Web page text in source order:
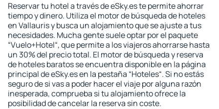
Reservar tu hotel a través de eSky.es te permite ahorrar
tiempo y dinero. Utiliza el motor de búsqueda de hoteles
en Vallauris y busca un alojamiento que se ajuste a tus
necesidades. Mucha gente suele optar por el paquete
“Vuelo+Hotel“, que permite a los viajeros ahorrarse hasta
un 30% del precio total. El motor de búsqueda y reserva
de hoteles baratos se encuentra disponible en la página
principal de eSky.es en la pestaña “Hoteles“. Si no estás
seguro de si vas a poder hacer el viaje por alguna razón
inesperada, comprueba si tu alojamiento ofrece la
posibilidad de cancelar la reserva sin coste.